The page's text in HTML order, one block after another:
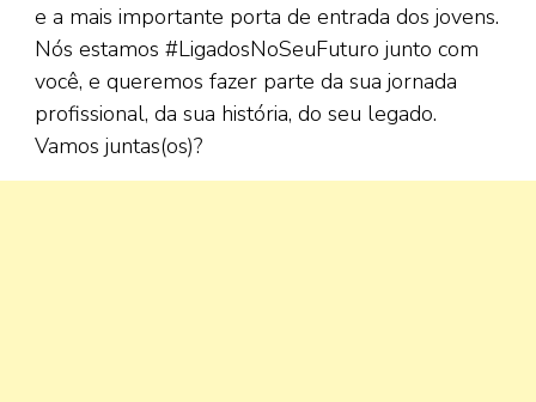
e a mais importante porta de entrada dos jovens.
Nós estamos #LigadosNoSeuFuturo junto com
você, e queremos fazer parte da sua jornada
profissional, da sua história, do seu legado.
Vamos juntas(os)?